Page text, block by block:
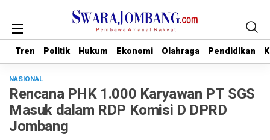
Tren Politik Hukum Ekonomi Olahraga Pendidikan
Tren Politik Hukum Ekonomi Olahraga Pendidikan
NASIONAL
Rencana PHK 1.000 Karyawan PT SGS
Masuk dalam RDP Komisi D DPRD
Jombang